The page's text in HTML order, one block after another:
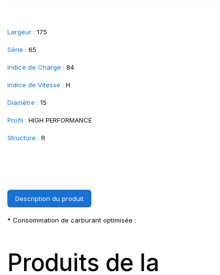
Largeur : 175
Série : 65
Indice de Charge : 84
Indice de Vitesse : H
Diamètre : 15
Profil : HIGH PERFORMANCE
Structure : R
Description du produit
* Consommation de carburant optimisée :
Produits de la